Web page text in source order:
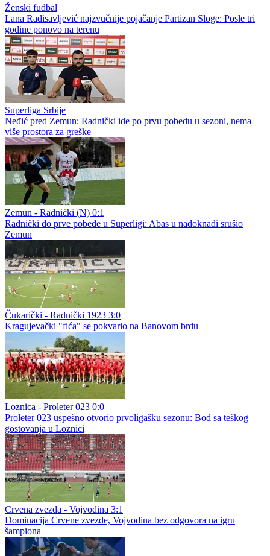
Ženski fudbal
Lana Radisavljević najzvučnije pojačanje Partizan Sloge: Posle tri
godine ponovo na terenu
Superliga Srbije
Neđić pred Zemun: Radnički ide po prvu pobedu u sezoni, nema
više prostora za greške
Zemun - Radnički (N) 0:1
Radnički do prve pobede u Superligi: Abas u nadoknadi srušio
Zemun
Čukarički - Radnički 1923 3:0
Kragujevački "fića" se pokvario na Banovom brdu
Loznica - Proleter 023 0:0
Proleter 023 uspešno otvorio prvoligašku sezonu: Bod sa teškog
gostovanja u Loznici
Crvena zvezda - Vojvodina 3:1
Dominacija Crvene zvezde, Vojvodina bez odgovora na igru
šampiona